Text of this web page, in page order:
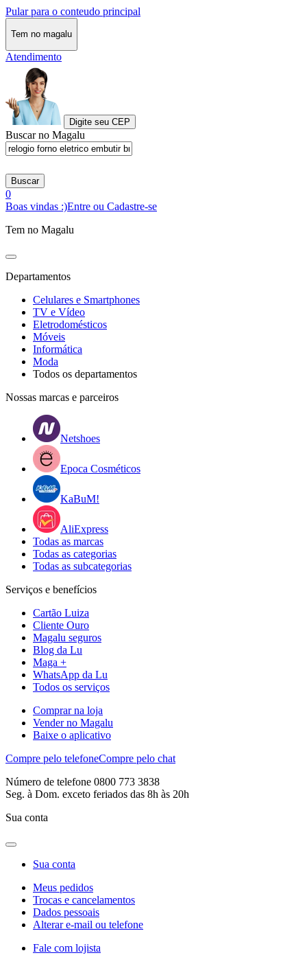
Pular para o conteudo principal
Tem no magalu
Atendimento
Digite seu CEP
Buscar no Magalu
Buscar
0
Boas vindas :)Entre ou Cadastre-se
Tem no Magalu
Departamentos
Celulares e Smartphones
TV e Vídeo
Eletrodomésticos
Móveis
Informática
Moda
Todos os departamentos
Nossas marcas e parceiros
Netshoes
Epoca Cosméticos
KaBuM!
AliExpress
Todas as marcas
Todas as categorias
Todas as subcategorias
Serviços e benefícios
Cartão Luiza
Cliente Ouro
Magalu seguros
Blog da Lu
Maga +
WhatsApp da Lu
Todos os serviços
Comprar na loja
Vender no Magalu
Baixe o aplicativo
Compre pelo telefoneCompre pelo chat
Número de telefone 0800 773 3838
Seg. à Dom. exceto feriados das 8h às 20h
Sua conta
Sua conta
Meus pedidos
Trocas e cancelamentos
Dados pessoais
Alterar e-mail ou telefone
Fale com lojista